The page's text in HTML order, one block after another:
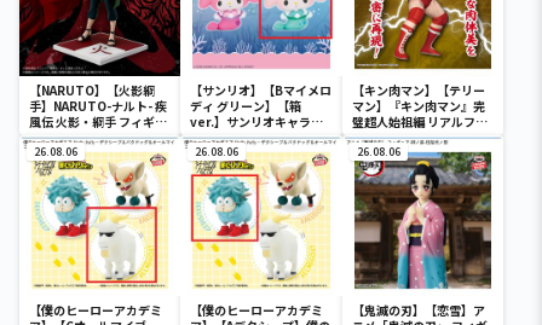
【NARUTO】【火影綱
手】NARUTO-ナルト- 疾
風伝 火影・綱手 フィギュ
ア～五影集結…!!～
【サンリオ】【Bマイメロ
ディ グリーン】【箱
ver.】サンリオキャラク
ターズ おおきな
SOFVIMATES～マイメロ
ディ マーメイドver. ～
【キン肉マン】【テリー
マン】『キン肉マン』完
璧超人始祖編 リアルフィ
ギュア-テリーマン-
26.08.06
【僕のヒーローアカデミ
26.08.06
【僕のヒーローアカデミ
26.08.06
【鬼滅の刃】【恋雪】ア